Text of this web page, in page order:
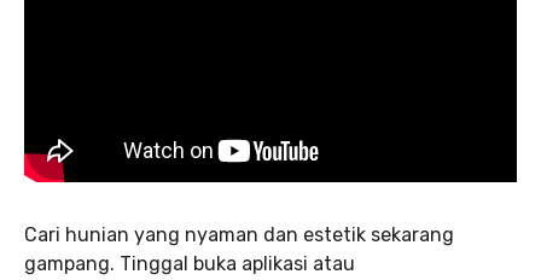
Cari hunian yang nyaman dan estetik sekarang
gampang. Tinggal buka aplikasi atau